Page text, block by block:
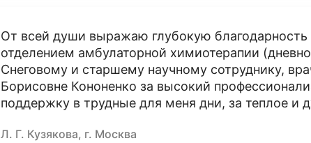
От всей души выражаю глубокую
отделением амбулаторной химиотерапии
Снеговому и старшему научному сотруднику,
Борисовне Кононенко за высокий
поддержку в трудные для меня дни, за теплое и
Л. Г. Кузякова, г. Москва